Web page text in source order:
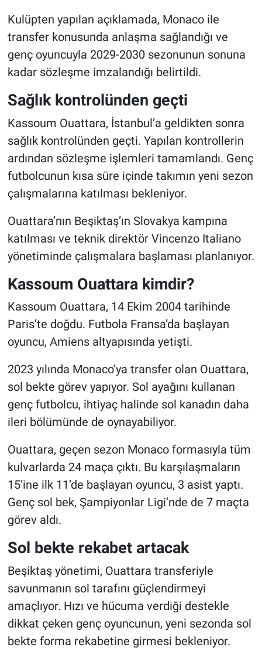
Kulüpten yapılan açıklamada, Monaco ile
transfer konusunda anlaşma sağlandığı ve
genç oyuncuyla 2029-2030 sezonunun sonuna
kadar sözleşme imzalandığı belirtildi.
Sağlık kontrolünden geçti
Kassoum Ouattara, İstanbul’a geldikten sonra
sağlık kontrolünden geçti. Yapılan kontrollerin
ardından sözleşme işlemleri tamamlandı. Genç
futbolcunun kısa süre içinde takımın yeni sezon
çalışmalarına katılması bekleniyor.
Ouattara’nın Beşiktaş’ın Slovakya kampına
katılması ve teknik direktör Vincenzo Italiano
yönetiminde çalışmalara başlaması planlanıyor.
Kassoum Ouattara kimdir?
Kassoum Ouattara, 14 Ekim 2004 tarihinde
Paris’te doğdu. Futbola Fransa’da başlayan
oyuncu, Amiens altyapısında yetişti.
2023 yılında Monaco’ya transfer olan Ouattara,
sol bekte görev yapıyor. Sol ayağını kullanan
genç futbolcu, ihtiyaç halinde sol kanadın daha
ileri bölümünde de oynayabiliyor.
Ouattara, geçen sezon Monaco formasıyla tüm
kulvarlarda 24 maça çıktı. Bu karşılaşmaların
15’ine ilk 11’de başlayan oyuncu, 3 asist yaptı.
Genç sol bek, Şampiyonlar Ligi’nde de 7 maçta
görev aldı.
Sol bekte rekabet artacak
Beşiktaş yönetimi, Ouattara transferiyle
savunmanın sol tarafını güçlendirmeyi
amaçlıyor. Hızı ve hücuma verdiği destekle
dikkat çeken genç oyuncunun, yeni sezonda sol
bekte forma rekabetine girmesi bekleniyor.